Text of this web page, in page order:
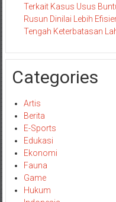
Terkait Kasus Usus
Rusun Dinilai Lebih
Tengah Keterbatasan
Categories
Artis
Berita
E-Sports
Edukasi
Ekonomi
Fauna
Game
Hukum